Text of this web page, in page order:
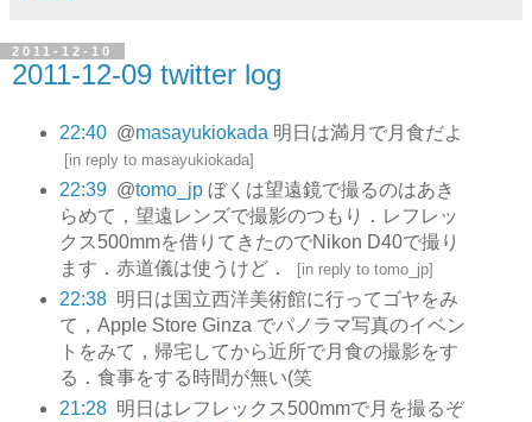
2011-12-10
2011-12-09 twitter log
22:40 @masayukiokada 明日は満月で月食だよ
[in reply to masayukiokada]
22:39 @tomo_jpぼくは望遠鏡で撮るのはあき
らめて，望遠レンズで撮影のつもり．レフレッ
クス500mmを借りてきたのでNikon D40で撮り
ます．赤道儀は使うけど．
[in reply to tomo_jp]
22:38 明日は国立西洋美術館に行ってゴヤをみ
て，Apple Store Ginza でパノラマ写真のイベン
トをみて，帰宅してから近所で月食の撮影をす
る．食事をする時間が無い(笑
21:28 明日はレフレックス500mmで月を撮るぞ